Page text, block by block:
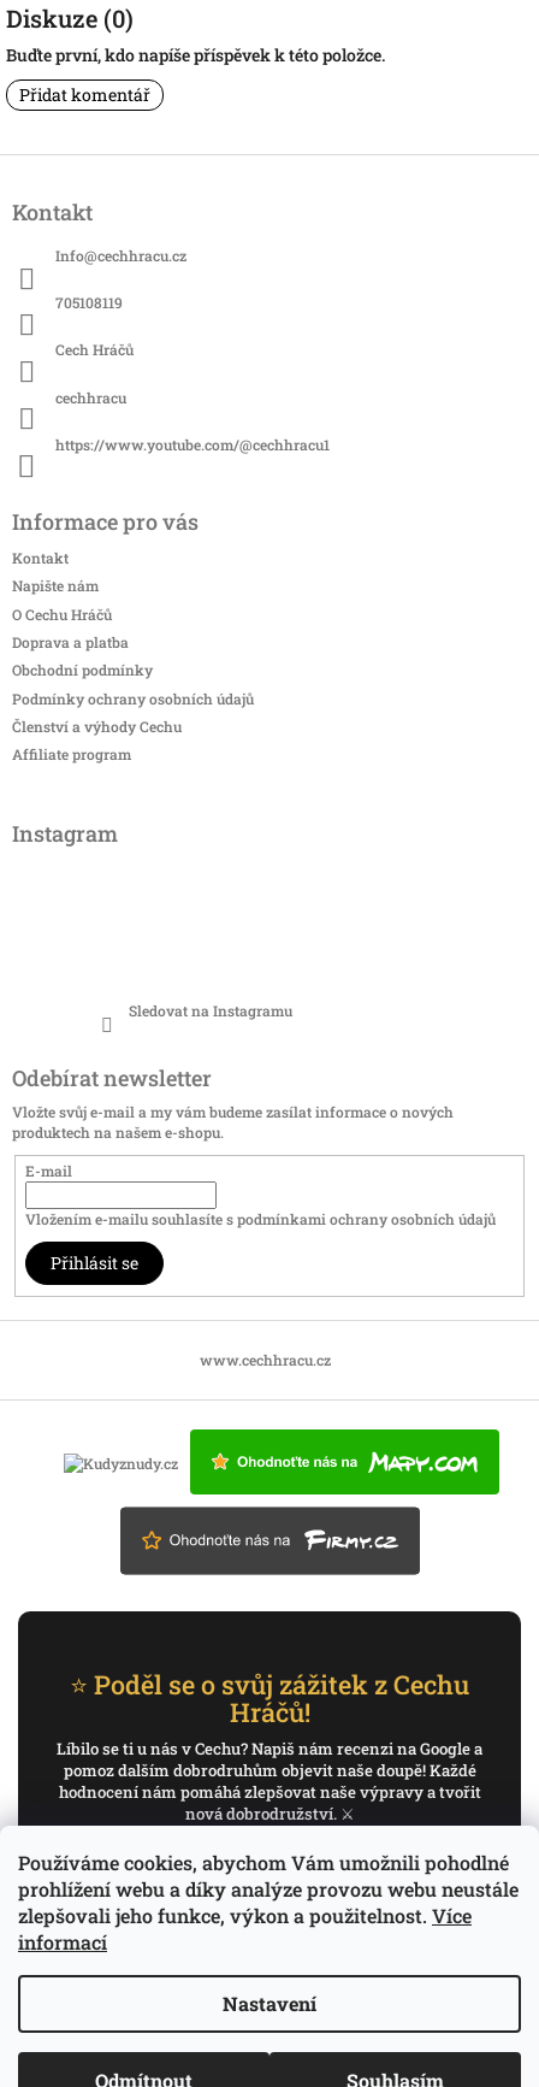
Používáme cookies, abychom Vám umožnili pohodlné
prohlížení webu a díky analýze provozu webu neustále
zlepšovali jeho funkce, výkon a použitelnost. Více
informací
Nastavení
Odmítnout Souhlasím
Diskuze (0)
Buďte první, kdo napíše příspěvek k této položce.
Přidat komentář
pKontakt
Info@cechhracu.cz
705108119
Cech Hráčů
cechhracu
https://www.youtube.com/@cechhracu1
Informace pro vás
Kontakt
Napište nám
O Cechu Hráčů
Doprava a platba
Obchodní podmínky
Podmínky ochrany osobních údajů
Členství a výhody Cechu
Affiliate program
Instagram
Sledovat na Instagramu
Odebírat newsletter
Vložte svůj e-mail a my vám budeme zasílat informace o nových
produktech na našem e-shopu.
E-mail
Vložením e-mailu souhlasíte spodmínkami ochrany osobních údajů
Přihlásit se
www.cechhracu.cz
⭐ Poděl se o svůj zážitek z Cechu
Hráčů!
Líbilo se ti u nás v Cechu? Napiš nám recenzi na Google a
pomoz dalším dobrodruhům objevit naše doupě! Každé
hodnocení nám pomáhá zlepšovat naše výpravy a tvořit
nová dobrodružství. ⚔️
✍️ Napiš recenzi na Google
Děkujeme, že pomáháš psát příběh Cechu Hráčů.
Vytvořil ShoptetCopyright 2026 Cech Hráčů. Všechna práva